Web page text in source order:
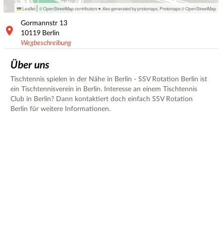
Leaflet | © OpenStreetMap contributors ♥, tiles generated by protomaps Protomaps©OpenStreetMap
Gormannstr 13
10119 Berlin
Wegbeschreibung
Über uns
Tischtennis spielen in der Nähe in Berlin - SSV Rotation Berlin ist
ein Tischtennisverein in Berlin. Interesse an einem Tischtennis
Club in Berlin? Dann kontaktiert doch einfach SSV Rotation
Berlin für weitere Informationen.